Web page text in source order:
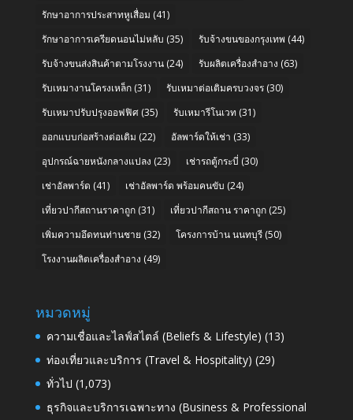
รักษาอาการประสาทหูเสื่อม (41)
รักษาอาการเครียดนอนไม่หลับ (35) รับจ้างขนของกรุงเทพ (44)
รับจ้างขนส่งสินค้าตามโรงงาน(24) รับผลิตเครื่องสำอาง (63)
รับเหมางานโครงเหล็ก(31) รับเหมาต่อเติมครบวงจร(30)
รับเหมาปรับปรุงออฟฟิศ(35) รับเหมารีโนเวท (31)
ออกแบบก่อสร้างต่อเติม (22) อัลพาร์ดให้เช่า (33)
อุปกรณ์ฉายหนังกลางแปลง (23) เช่ารถตู้กระบี่ (30)
เช่าอัลพาร์ด (41) เช่าอัลพาร์ด พร้อมคนขับ (24)
เที่ยวปากีสถานราคาถูก(31) เที่ยวปากีสถาน ราคาถูก(25)
เพิ่มความอึดทนท่านชาย (32) โครงการบ้าน นนทบุรี(50)
โรงงานผลิตเครื่องสำอาง (49)
หมวดหมู่
ความเชื่อและไลฟ์สไตล์ (Beliefs & Lifestyle) (13)
ท่องเที่ยวและบริการ (Travel & Hospitality) (29)
ทั่วไป (1,073)
ธุรกิจและบริการเฉพาะทาง (Business & Professional